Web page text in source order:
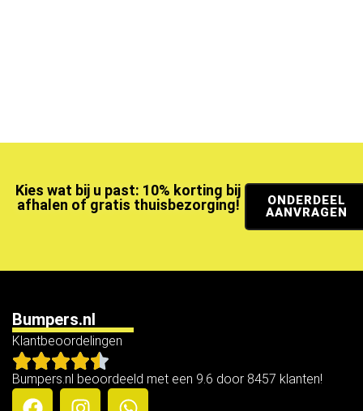
Kies wat bij u past: 10% korting bij
afhalen of gratis thuisbezorging!
ONDERDEEL
AANVRAGEN
Bumpers.nl
Klantbeoordelingen
Bumpers.nl beoordeeld met een 9.6 door 8457 klanten!